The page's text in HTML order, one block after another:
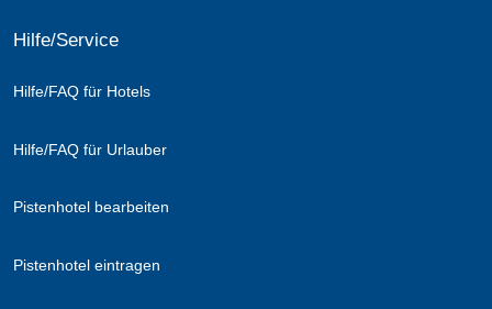
Hilfe/Service
Hilfe/FAQ für Hotels
Hilfe/FAQ für Urlauber
Pistenhotel bearbeiten
Pistenhotel eintragen